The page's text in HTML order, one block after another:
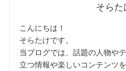
そらた
こんにちは！
そらたけです。
当ブログでは、話題の人物や
立つ情報や楽しいコンテンツ